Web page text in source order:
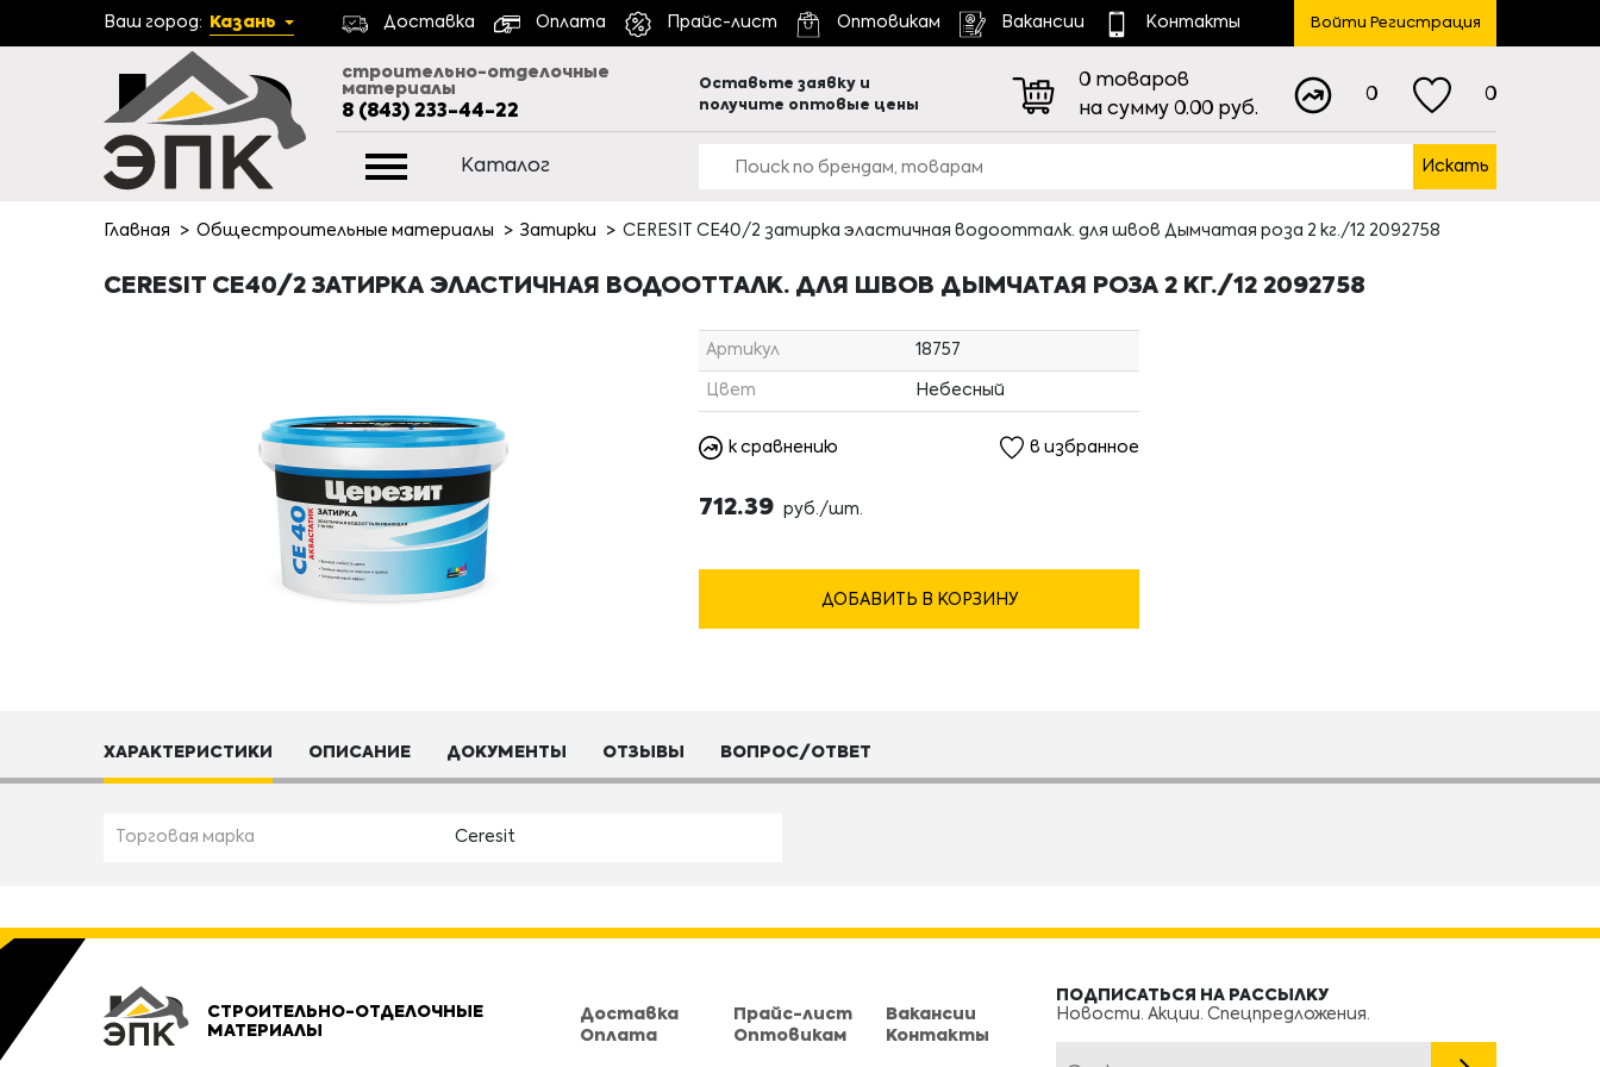
Ваш город: Казань Доставка Оплата Прайс-лист Оптовикам Вакансии Контакты Войти Регистрация
строительно-отделочные
материалы
8 (843) 233-44-22
Оставьте заявку и
получите оптовые цены
0 товаров
на сумму 0.00 руб.
0 0
Каталог Искать
Главная Общестроительные материалы Затирки CERESIT CE40/2 затирка эластичная водоотталк. для швов Дымчатая роза 2 кг./12 2092758
CERESIT CE40/2 ЗАТИРКА ЭЛАСТИЧНАЯ ВОДООТТАЛК. ДЛЯ ШВОВ ДЫМЧАТАЯ РОЗА 2 КГ./12 2092758
Артикул 18757
Цвет Небесный
к сравнению в избранное
712.39 руб./шт.
ДОБАВИТЬ В КОРЗИНУ
ХАРАКТЕРИСТИКИ ОПИСАНИЕ ДОКУМЕНТЫ ОТЗЫВЫ ВОПРОС/ОТВЕТ
Торговая марка Ceresit
СТРОИТЕЛЬНО-ОТДЕЛОЧНЫЕ
МАТЕРИАЛЫ
Доставка
Оплата
Прайс-лист
Оптовикам
Вакансии
Контакты
ПОДПИСАТЬСЯ НА РАССЫЛКУ
Новости. Акции. Спецпредложения.